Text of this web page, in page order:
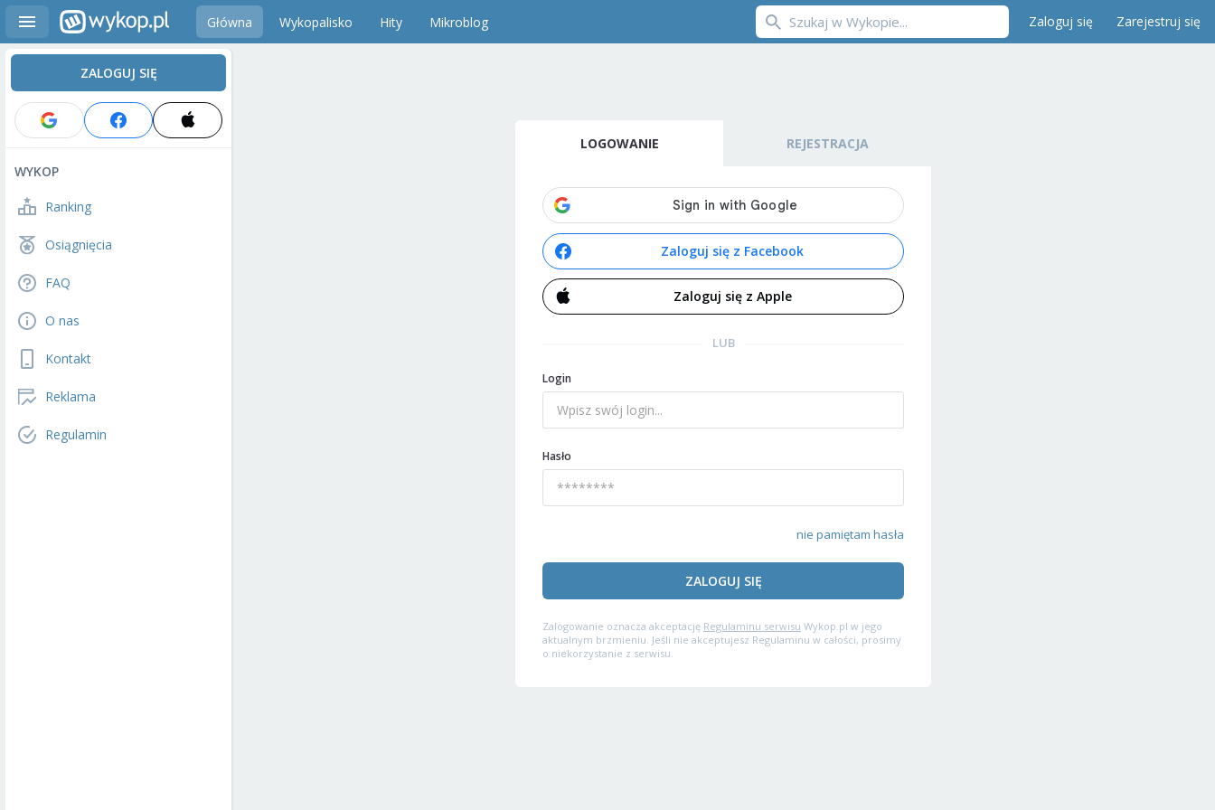
Główna Wykopalisko Hity Mikroblog Zaloguj się Zarejestruj się
ZALOGUJ SIĘ
WYKOP
Ranking
Osiągnięcia
FAQ
O nas
Kontakt
Reklama
Regulamin
LOGOWANIE REJESTRACJA
Zaloguj się z Facebook
Zaloguj się z Apple
LUB
Login
Hasło
nie pamiętam hasła
ZALOGUJ SIĘ
Zalogowanie oznacza akceptację Regulaminu serwisu Wykop.pl w jego
aktualnym brzmieniu. Jeśli nie akceptujesz Regulaminu w całości, prosimy
o niekorzystanie z serwisu.